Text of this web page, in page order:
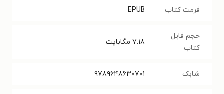
فرمت کتاب EPUB
حجم فایل
کتاب
۷.۱۸ مگابایت
شابک ۹۷۸۹۶۴۸۶۳۰۷۰۱